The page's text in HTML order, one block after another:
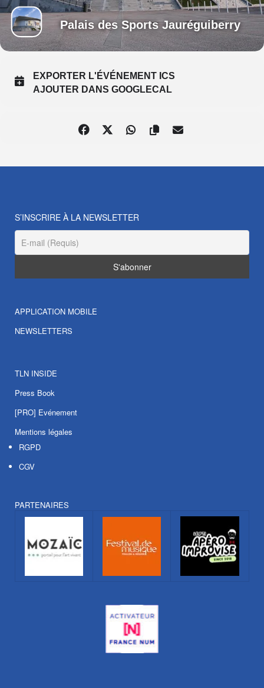
Palais des Sports Jauréguiberry
EXPORTER L'ÉVÉNEMENT ICS
AJOUTER DANS GOOGLECAL
S’INSCRIRE À LA NEWSLETTER
APPLICATION MOBILE
NEWSLETTERS
TLN INSIDE
Press Book
[PRO] Evénement
Mentions légales
RGPD
CGV
PARTENAIRES